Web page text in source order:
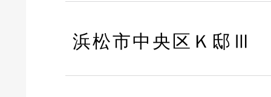
浜松市中央区Ｋ邸Ⅲ